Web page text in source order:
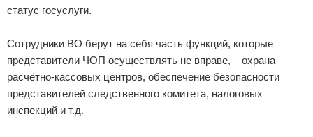
статус госуслуги.
Сотрудники ВО берут на себя часть функций, которые
представители ЧОП осуществлять не вправе, – охрана
расчётно-кассовых центров, обеспечение безопасности
представителей следственного комитета, налоговых
инспекций и т.д.